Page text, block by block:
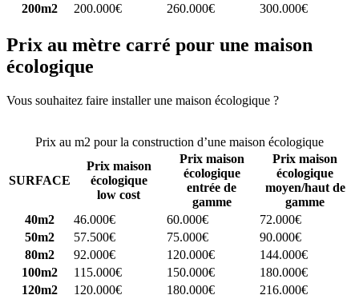
200m2
200.000€ 260.000€ 300.000€
Prix au mètre carré pour une maison
écologique
Vous souhaitez faire installer une maison écologique ?
Prix au m2 pour la construction d’une maison écologique
SURFACE
Prix maison
écologique
low cost
Prix maison
écologique
entrée de
gamme
Prix maison
écologique
moyen/haut de
gamme
40m2
46.000€ 60.000€
72.000€
50m2
57.500€ 75.000€
90.000€
80m2
92.000€ 120.000€
144.000€
100m2
115.000€ 150.000€
180.000€
120m2
120.000€ 180.000€
216.000€